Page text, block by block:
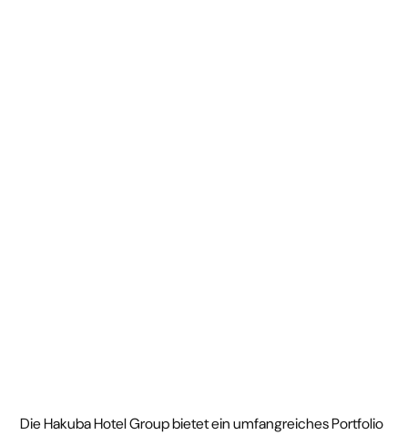
Die Hakuba Hotel Group bietet ein umfangreiches Portfolio